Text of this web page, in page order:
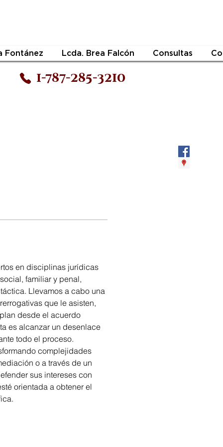
Fontánez Lcda. Brea Falcón Consultas
1-787-285-3210
en disciplinas jurídicas
familiar y penal,
Llevamos a cabo una
que le asisten,
desde el acuerdo
es alcanzar un desenlace
todo el proceso.
complejidades
o a través de un
sus intereses con
orientada a obtener el